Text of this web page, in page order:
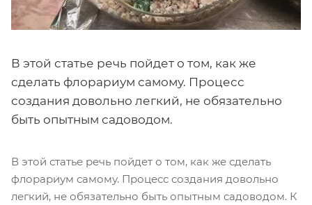
В этой статье речь пойдет о том, как же
сделать флорариум самому. Процесс
создания довольно легкий, не обязательно
быть опытным садоводом.
В этой статье речь пойдет о том, как же сделать
флорариум самому. Процесс создания довольно
легкий, не обязательно быть опытным садоводом. К